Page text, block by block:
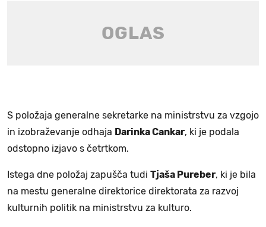
S položaja generalne sekretarke na ministrstvu za vzgojo
in izobraževanje odhaja Darinka Cankar, ki je podala
odstopno izjavo s četrtkom.
Istega dne položaj zapušča tudi Tjaša Pureber, ki je bila
na mestu generalne direktorice direktorata za razvoj
kulturnih politik na ministrstvu za kulturo.